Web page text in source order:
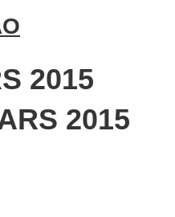
2015
2015